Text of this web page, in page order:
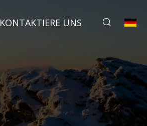
KONTAKTIERE UNS